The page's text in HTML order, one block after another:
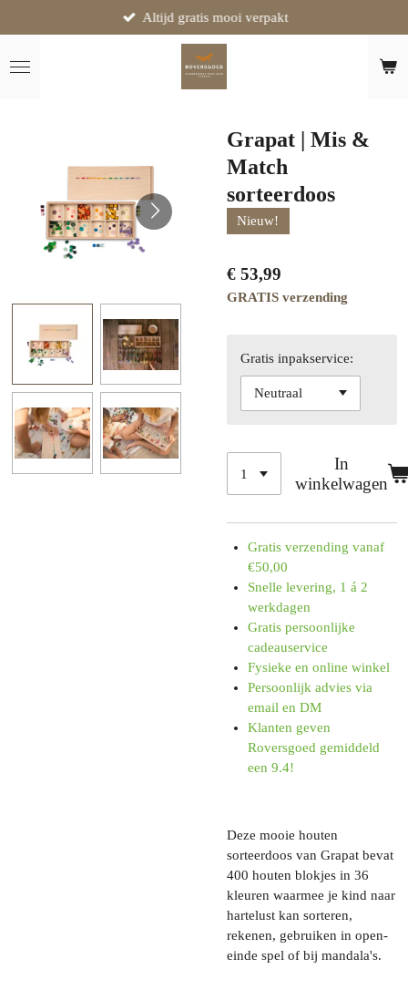
direct
naar
de
Altijd gratis mooi verpakt
Grapat | Mis &
Match
sorteerdoos
Nieuw!
€ 53,99
GRATIS verzending
Gratis inpakservice:
In
winkelwagen
Gratis verzending vanaf
€50,00
Snelle levering, 1 á 2
werkdagen
Gratis persoonlijke
cadeauservice
Fysieke en online winkel
Persoonlijk advies via
email en DM
Klanten geven
Roversgoed gemiddeld
een 9.4!
Deze mooie houten
sorteerdoos van Grapat bevat
400 houten blokjes in 36
kleuren waarmee je kind naar
hartelust kan sorteren,
rekenen, gebruiken in open-
einde spel of bij mandala's.